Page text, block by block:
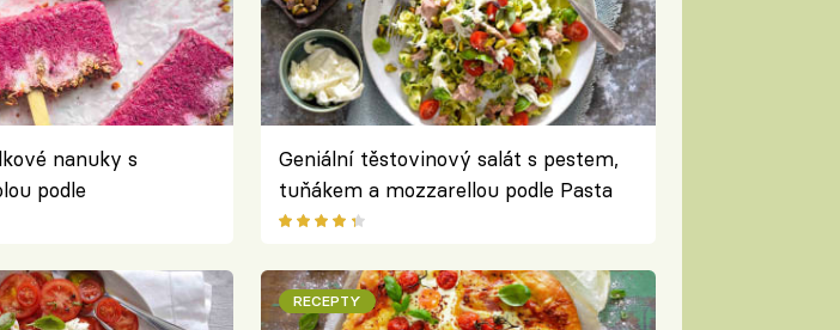
nanuky s
podle
Geniální těstovinový salát s pestem,
tuňákem a mozzarellou podle Pasta
Queen
RECEPTY